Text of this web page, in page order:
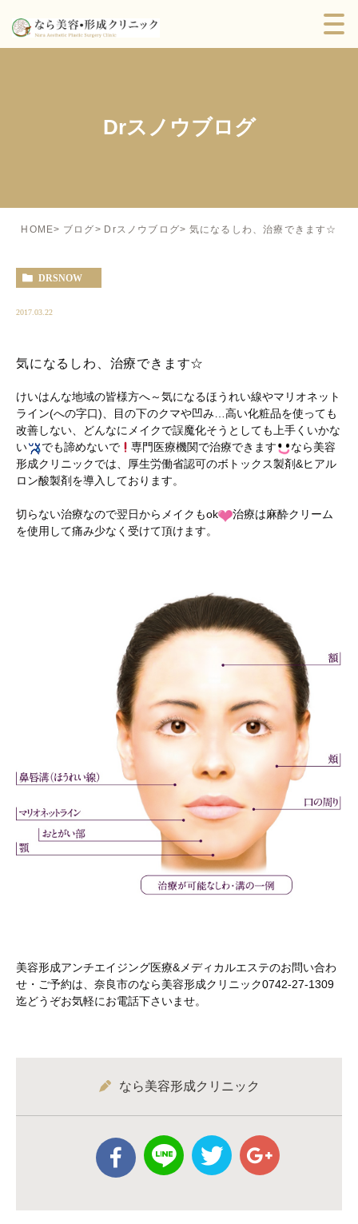
Drスノウブログ
HOME ブログ Drスノウブログ 気になるしわ、治療できます☆
DRSNOW
2017.03.22
気になるしわ、治療できます☆
けいはんな地域の皆様方へ～気になるほうれい線やマリオネット
ライン(への字口)、目の下のクマや凹み…高い化粧品を使っても
改善しない、どんなにメイクで誤魔化そうとしても上手くいかな
い
でも諦めないで 専門医療機関で治療できます
なら美容
形成クリニックでは、厚生労働省認可のボトックス製剤&ヒアル
ロン酸製剤を導入しております。
切らない治療なので翌日からメイクもok
治療は麻酔クリーム
を使用して痛み少なく受けて頂けます。
美容形成アンチエイジング医療&メディカルエステのお問い合わ
せ・ご予約は、奈良市のなら美容形成クリニック0742-27-1309
迄どうぞお気軽にお電話下さいませ。
なら美容形成クリニック